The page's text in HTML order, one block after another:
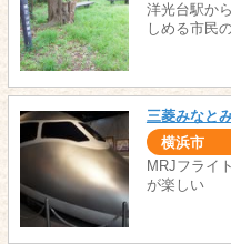
洋光台駅か
しめる市民
三菱みなと
横浜市
MRJフライ
が楽しい